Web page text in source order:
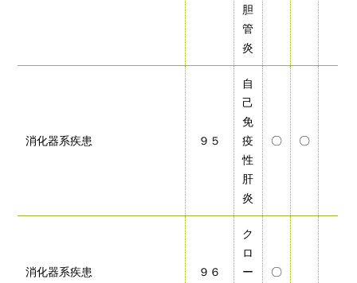
胆
管
炎
消化器系疾患 ９５
自
己
免
疫
性
肝
炎
〇 〇
消化器系疾患 ９６
ク
ロ
ー
〇